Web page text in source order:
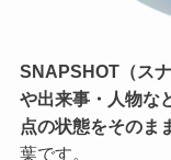
SNAPSHOT（ス
や出来事・人物な
点の状態をそのま
葉です。